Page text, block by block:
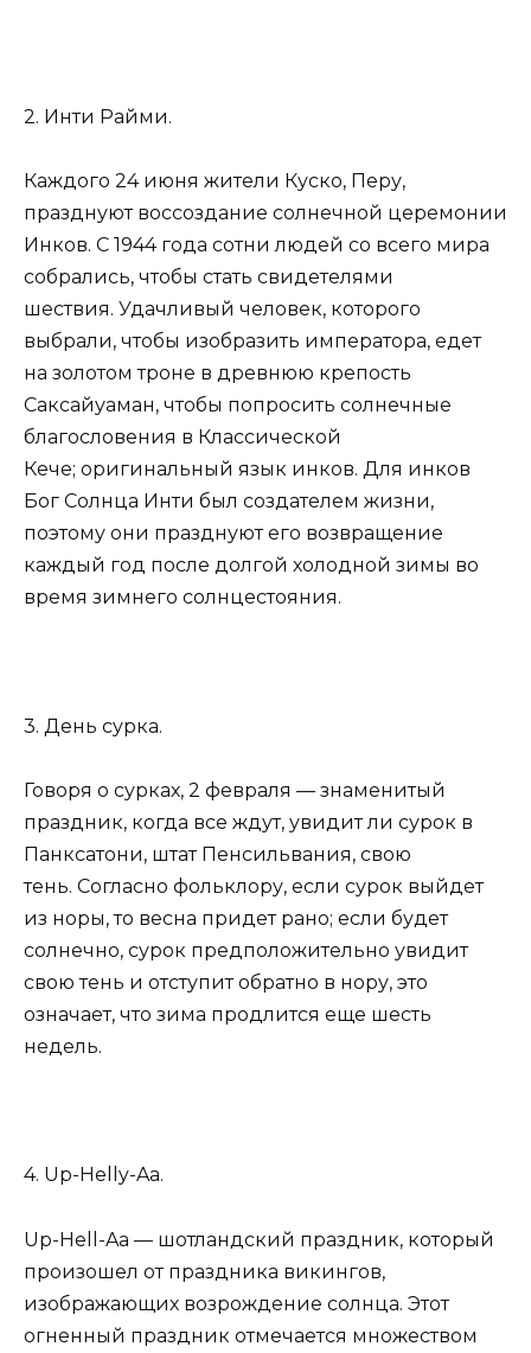
2. Инти Райми.
Каждого 24 июня жители Куско, Перу,
празднуют воссоздание солнечной церемонии
Инков. С 1944 года сотни людей со всего мира
собрались, чтобы стать свидетелями
шествия. Удачливый человек, которого
выбрали, чтобы изобразить императора, едет
на золотом троне в древнюю крепость
Саксайуаман, чтобы попросить солнечные
благословения в Классической
Кече; оригинальный язык инков. Для инков
Бог Солнца Инти был создателем жизни,
поэтому они празднуют его возвращение
каждый год после долгой холодной зимы во
время зимнего солнцестояния.
3. День сурка.
Говоря о сурках, 2 февраля — знаменитый
праздник, когда все ждут, увидит ли сурок в
Панксатони, штат Пенсильвания, свою
тень. Согласно фольклору, если сурок выйдет
из норы, то весна придет рано; если будет
солнечно, сурок предположительно увидит
свою тень и отступит обратно в нору, это
означает, что зима продлится еще шесть
недель.
4. Up-Helly-Aa.
Up-Hell-Aa — шотландский праздник, который
произошел от праздника викингов,
изображающих возрождение солнца. Этот
огненный праздник отмечается множеством